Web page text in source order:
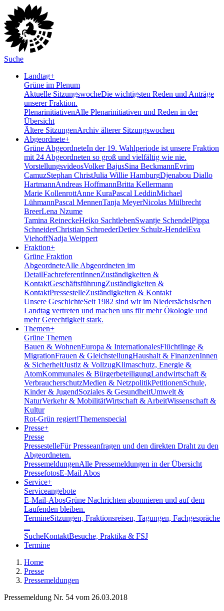
Suche
Landtag+
Grüne im Plenum
Aktuelle SitzungswocheDie wichtigsten Reden und Anträge
unserer Fraktion.
PlenarinitiativenAlle Plenarinitiativen und Reden in der
Übersicht
Ältere SitzungenArchiv älterer Sitzungswochen
Abgeordnete+
Grüne AbgeordneteIn der 19. Wahlperiode ist unsere Fraktion
mit 24 Abgeordneten so groß und vielfältig wie nie.
VorstellungsvideosVolker BajusSina BeckmannEvrim
CamuzStephan ChristJulia Willie HamburgDjenabou Diallo
HartmannAndreas HoffmannBritta Kellermann
Marie KollenrottAnne KuraPascal LeddinMichael
LühmannPascal MennenTanja MeyerNicolas Mülbrecht
BreerLena Nzume
Tamina ReineckeHeiko SachtlebenSwantje SchendelPippa
SchneiderChristian SchroederDetlev Schulz-HendelEva
ViehoffNadja Weippert
Fraktion+
Grüne Fraktion
AbgeordneteAlle Abgeordneten im
DetailFachreferentInnenZuständigkeiten &
KontaktGeschäftsführungZuständigkeiten &
KontaktPressestelleZuständigkeiten & Kontakt
Unsere GeschichteSeit 1982 sind wir im Nieder­sächsischen
Landtag vertreten und machen uns für mehr Ökologie und
mehr Gerechtigkeit stark.
Themen+
Grüne Themen
Bauen & WohnenEuropa & InternationalesFlüchtlinge &
MigrationFrauen & GleichstellungHaushalt & FinanzenInnen
& SicherheitJustiz & VollzugKlimaschutz, Energie &
AtomKommunales & BürgerbeteiligungLandwirtschaft &
VerbraucherschutzMedien & NetzpolitikPetitionenSchule,
Kinder & JugendSoziales & GesundheitUmwelt &
NaturVerkehr & MobilitätWirtschaft & ArbeitWissenschaft &
Kultur
Rot-Grün regiert!Themenspecial
Presse+
Presse
PressestelleFür Presseanfragen und den direkten Draht zu den
Abgeordneten.
PressemeldungenAlle Pressemeldungen in der Übersicht
PressefotosE-Mail Abos
Service+
Serviceangebote
E-Mail-AbosGrüne Nachrichten abonnieren und auf dem
Laufenden bleiben.
TermineSitzungen, Fraktionsreisen, Tagungen, Fachgespräche
...
SucheKontaktBesuche, Praktika & FSJ
Termine
Home
Presse
Pressemeldungen
Pressemeldung Nr. 54 vom 26.03.2018